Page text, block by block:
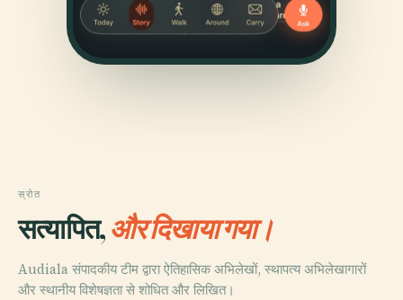
स्रोत
सत्यापित,और दिखाया गया।
Audiala संपादकीय टीम द्वारा ऐतिहासिक अभिलेखों, स्थापत्य अभिलेखागारों
और स्थानीय विशेषज्ञता से शोधित और लिखित।